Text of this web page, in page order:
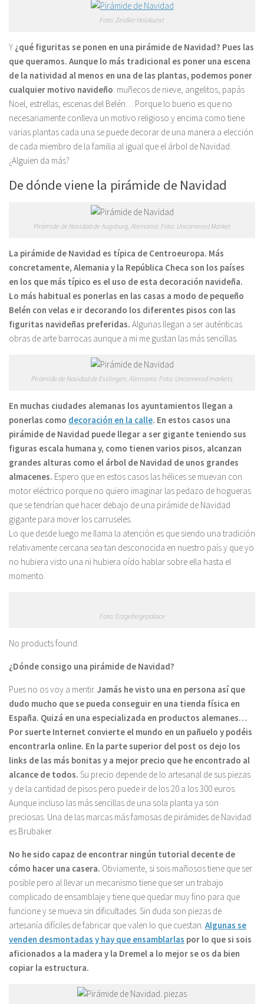
Foto: Zeidler Holzkunst
Y ¿qué figuritas se ponen en una pirámide de Navidad? Pues las
que queramos. Aunque lo más tradicional es poner una escena
de la natividad al menos en una de las plantas, podemos poner
cualquier motivo navideño: muñecos de nieve, angelitos, papás
Noel, estrellas, escenas del Belén… Porque lo bueno es que no
necesariamente conlleva un motivo religioso y encima como tiene
varias plantas cada una se puede decorar de una manera a elección
de cada miembro de la familia al igual que el árbol de Navidad.
¿Alguien da más?
De dónde viene la pirámide de Navidad
Pirámide de Navidad de Augsburg, Alemania. Foto: Uncornered Market
La pirámide de Navidad es típica de Centroeuropa. Más
concretamente, Alemania y la República Checa son los países
en los que más típico es el uso de esta decoración navideña.
Lo más habitual es ponerlas en las casas a modo de pequeño
Belén con velas e ir decorando los diferentes pisos con las
figuritas navideñas preferidas. Algunas llegan a ser auténticas
obras de arte barrocas aunque a mi me gustan las más sencillas.
Pirámide de Navidad de Esslingen, Alemania. Foto: Uncornered markets
En muchas ciudades alemanas los ayuntamientos llegan a
ponerlas como decoración en la calle. En estos casos una
pirámide de Navidad puede llegar a ser gigante teniendo sus
figuras escala humana y, como tienen varios pisos, alcanzan
grandes alturas como el árbol de Navidad de unos grandes
almacenes. Espero que en estos casos las hélices se muevan con
motor eléctrico porque no quiero imaginar las pedazo de hogueras
que se tendrían que hacer debajo de una pirámide de Navidad
gigante para mover los carruseles.
Lo que desde luego me llama la atención es que siendo una tradición
relativamente cercana sea tan desconocida en nuestro país y que yo
no hubiera visto una ni hubiera oído hablar sobre ella hasta el
momento.
Foto: Erzgebirgepalace
No products found.
¿Dónde consigo una pirámide de Navidad?
Pues no os voy a mentir. Jamás he visto una en persona así que
dudo mucho que se pueda conseguir en una tienda física en
España. Quizá en una especializada en productos alemanes…
Por suerte Internet convierte el mundo en un pañuelo y podéis
encontrarla online. En la parte superior del post os dejo los
links de las más bonitas y a mejor precio que he encontrado al
alcance de todos. Su precio depende de lo artesanal de sus piezas
y de la cantidad de pisos pero puede ir de los 20 a los 300 euros.
Aunque incluso las más sencillas de una sola planta ya son
preciosas. Una de las marcas más famosas de pirámides de Navidad
es Brubaker.
No he sido capaz de encontrar ningún tutorial decente de
cómo hacer una casera. Obviamente, si sois mañosos tiene que ser
posible pero al llevar un mecanismo tiene que ser un trabajo
complicado de ensamblaje y tiene que quedar muy fino para que
funcione y se mueva sin dificultades. Sin duda son piezas de
artesanía difíciles de fabricar que valen lo que cuestan. Algunas se
venden desmontadas y hay que ensamblarlas por lo que si sois
aficionados a la madera y la Dremel a lo mejor se os da bien
copiar la estructura.